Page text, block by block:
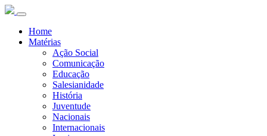
Home
Matérias
Ação Social
Comunicação
Educação
Salesianidade
História
Juventude
Nacionais
Internacionais